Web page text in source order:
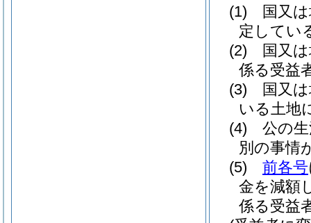
(1)
国又
定してい
(2)
国又
係る受益
(3)
国又
いる土地
(4)
公の
別の事情
(5)
前各号
金を減額
係る受益